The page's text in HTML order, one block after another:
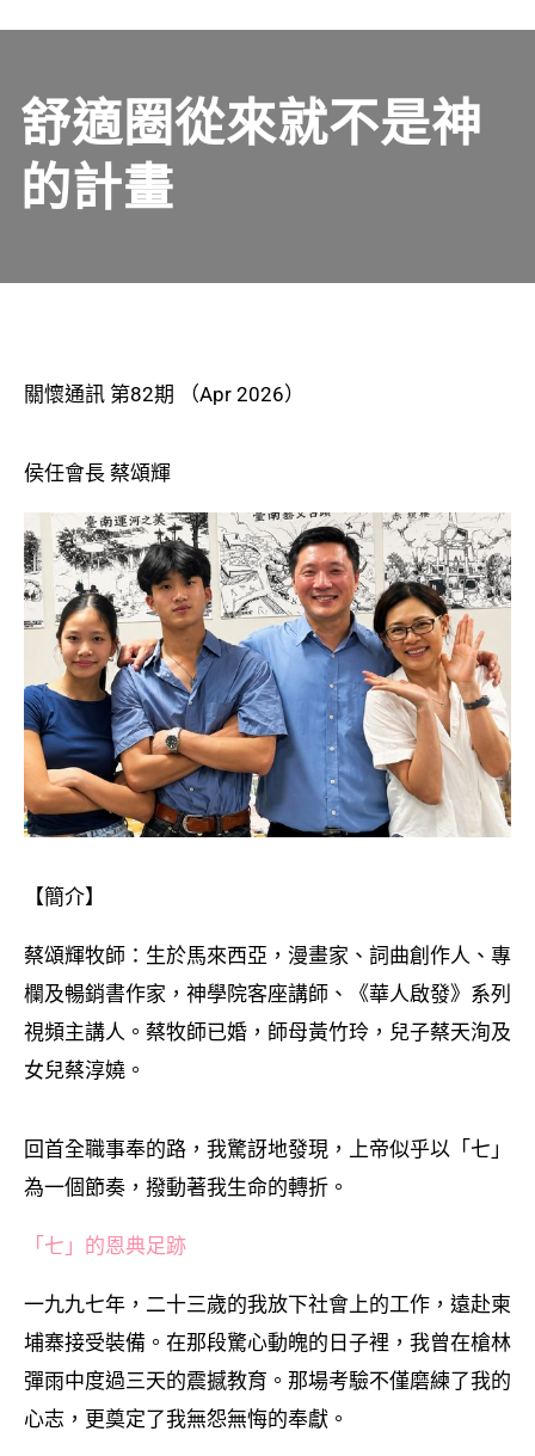
舒適圈從來就不是神
的計畫
關懷通訊 第82期 （Apr 2026）
侯任會長 蔡頌輝
【簡介】
蔡頌輝牧師：生於馬來西亞，漫畫家、詞曲創作人、專
欄及暢銷書作家，神學院客座講師、《華人啟發》系列
視頻主講人。蔡牧師已婚，師母黃竹玲，兒子蔡天洵及
女兒蔡淳嬈。
回首全職事奉的路，我驚訝地發現，上帝似乎以「七」
為一個節奏，撥動著我生命的轉折。
「七」的恩典足跡
一九九七年，二十三歲的我放下社會上的工作，遠赴柬
埔寨接受裝備。在那段驚心動魄的日子裡，我曾在槍林
彈雨中度過三天的震撼教育。那場考驗不僅磨練了我的
心志，更奠定了我無怨無悔的奉獻。